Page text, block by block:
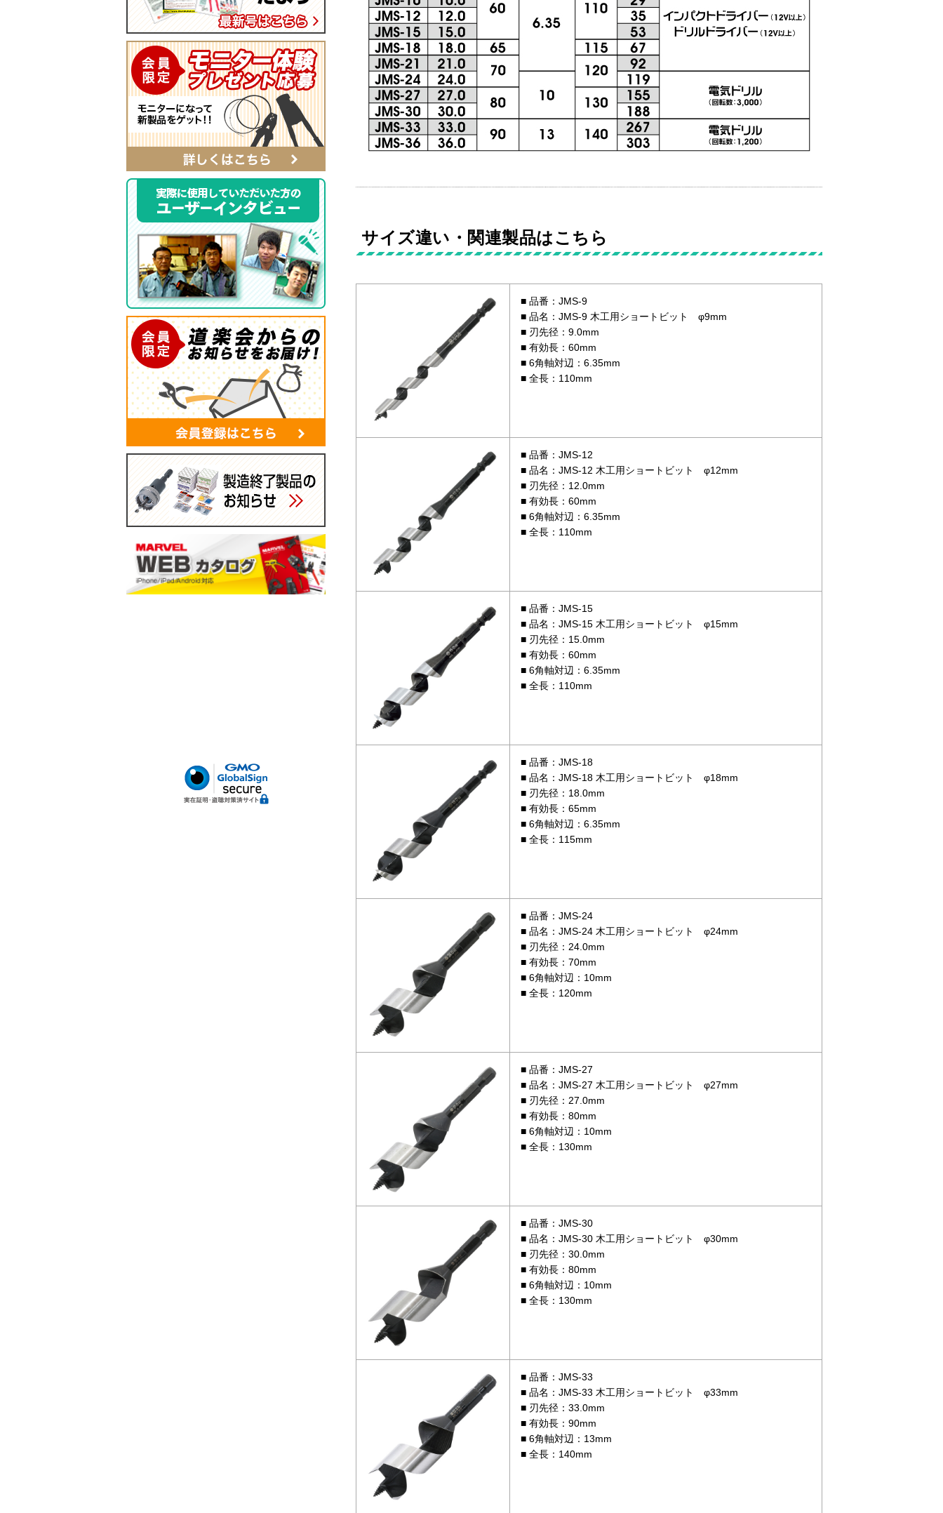
サイズ違い・関連製品はこちら
品番：JMS-9
品名：JMS-9 木工用ショートビット φ9mm
刃先径：9.0mm
有効長：60mm
6角軸対辺：6.35mm
全長：110mm
品番：JMS-12
品名：JMS-12 木工用ショートビット φ12mm
刃先径：12.0mm
有効長：60mm
6角軸対辺：6.35mm
全長：110mm
品番：JMS-15
品名：JMS-15 木工用ショートビット φ15mm
刃先径：15.0mm
有効長：60mm
6角軸対辺：6.35mm
全長：110mm
品番：JMS-18
品名：JMS-18 木工用ショートビット φ18mm
刃先径：18.0mm
有効長：65mm
6角軸対辺：6.35mm
全長：115mm
品番：JMS-24
品名：JMS-24 木工用ショートビット φ24mm
刃先径：24.0mm
有効長：70mm
6角軸対辺：10mm
全長：120mm
品番：JMS-27
品名：JMS-27 木工用ショートビット φ27mm
刃先径：27.0mm
有効長：80mm
6角軸対辺：10mm
全長：130mm
品番：JMS-30
品名：JMS-30 木工用ショートビット φ30mm
刃先径：30.0mm
有効長：80mm
6角軸対辺：10mm
全長：130mm
品番：JMS-33
品名：JMS-33 木工用ショートビット φ33mm
刃先径：33.0mm
有効長：90mm
6角軸対辺：13mm
全長：140mm
LEDライト
カチッとホルダー
SmartEdgeシリーズ
ハイクオリティ・レザーシリーズ
レザーシリーズ ナチュラル&ブラック
タイプ
ベルト
αシリーズ
タフロン電工ポケット
ハンマーホルダー
ポケットバッグ
ツールバッグ
帆布シリーズ
現場用ゴミ箱
蛍光灯・モールバッグ
手袋
パーツボックス
電工バケツ
ケーブルタイホルダー
マルチポーチ
小判型ポケット